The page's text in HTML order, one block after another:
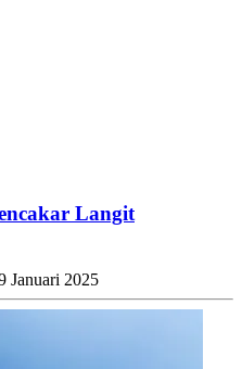
Langit
Januari 2025